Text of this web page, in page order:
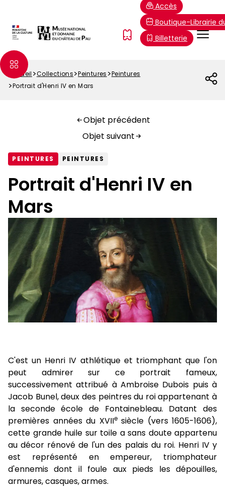
contenu
principal
Menu
FR
Accès
Boutique-Librairie
Billetterie
Fil
Accueil Collections Peintures
Peintures
Portrait d'Henri IV en Mars
PEINTURES PEINTURES
Portrait d'Henri IV en
Mars
Objet précédent
Objet suivant
C'est un Henri IV athlétique et triomphant que l'on
peut admirer sur ce portrait fameux,
successivement attribué à Ambroise Dubois puis à
Jacob Bunel, deux des peintres du roi appartenant à
la seconde école de Fontainebleau. Datant des
premières années du XVIIesiècle (vers 1605-1606),
cette grande huile sur toile a sans doute appartenu
au décor rénové de l'un des palais du roi. Henri IV y
est représenté en empereur, triomphateur
d'ennemis dont il foule aux pieds les dépouilles,
armures, casques, armes.